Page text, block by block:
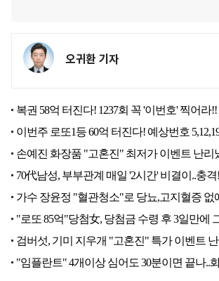
오귀환 기자